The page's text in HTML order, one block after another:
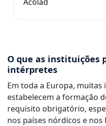
O que as instituições
intérpretes
Em toda a Europa,
estabelecem a formação
requisito obrigatório,
nos países nórdicos e nos